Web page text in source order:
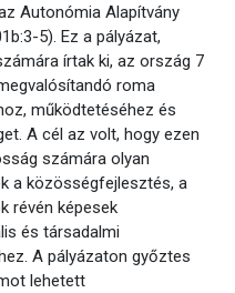
Autonómia Alapítvány
5). Ez a pályázat,
írtak ki, az ország 7
roma
működtetéséhez és
A cél az volt, hogy ezen
számára olyan
a közösségfejlesztés, a
révén képesek
és társadalmi
A pályázaton győztes
lehetett